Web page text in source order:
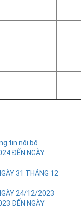
tin nội bộ
ĐẾN NGÀY
31 THÁNG 12
24/12/2023
ĐẾN NGÀY